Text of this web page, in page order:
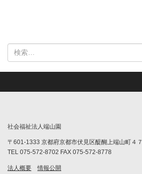
索:
社会福祉法人端山園
〒601-1333 京都府京都市伏見区醍醐上端山町４７
TEL 075-572-8702 FAX 075-572-8778
法人概要 情報公開